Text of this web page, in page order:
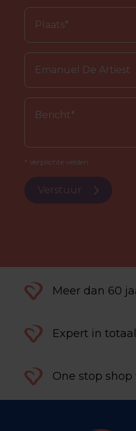
* Verplichte velden.
Verstuur
Meer dan 60
Expert in
One stop